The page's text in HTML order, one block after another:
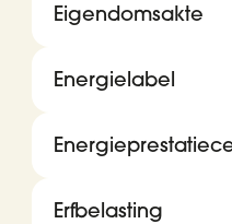
Eigendomsakte
Energielabel
Erfbelasting